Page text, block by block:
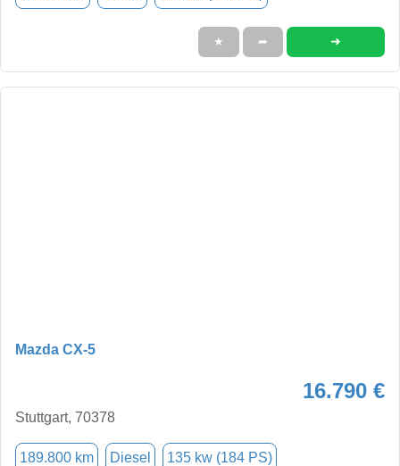
★ ➦ ➜
Mazda CX-5
16.790 €
Stuttgart, 70378
189.800 km Diesel 135 kw (184 PS)